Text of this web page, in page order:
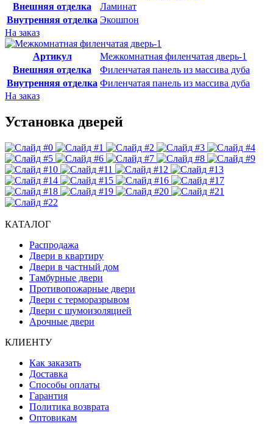
Внешняя отделка
Ламинат
Внутренняя отделка Экошпон
На заказ
Артикул
Межкомнатная филенчатая дверь-1
Внешняя отделка
Филенчатая панель из массива дуба
Внутренняя отделка Филенчатая панель из массива дуба
На заказ
Установка дверей
КАТАЛОГ
Распродажа
Двери в квартиру
Двери в частный дом
Тамбурные двери
Противопожарные двери
Двери с терморазрывом
Двери с шумоизоляцией
Арочные двери
КЛИЕНТУ
Как заказать
Доставка
Способы оплаты
Гарантия
Политика возврата
Оптовикам